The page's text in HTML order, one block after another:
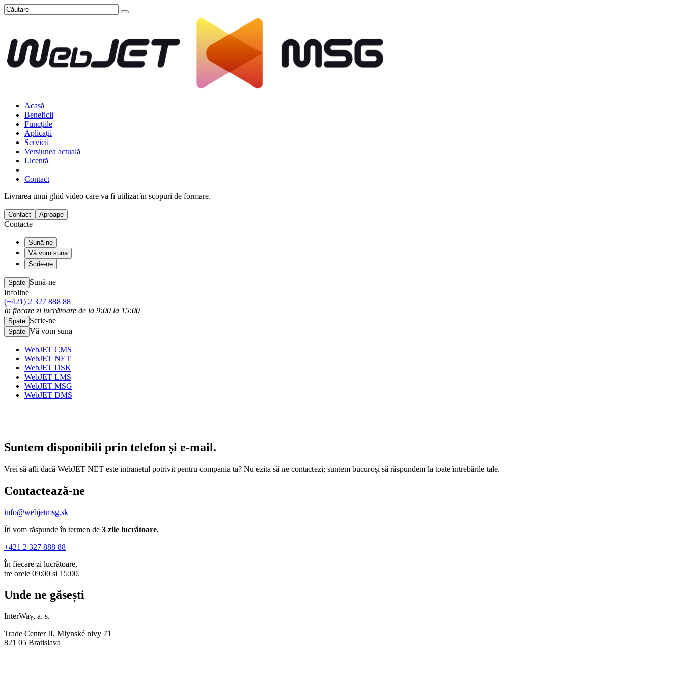
Acasă
Beneficii
Funcțiile
Aplicații
Servicii
Versiunea actuală
Licență
Contact
Livrarea unui ghid video care va fi utilizat în scopuri de formare.
Contact Aproape
Contacte
Sună-ne
Vă vom suna
Scrie-ne
Spate Sună-ne
Infoline
(+421) 2 327 888 88
În fiecare zi lucrătoare de la 9:00 la 15:00
Spate Scrie-ne
Spate Vă vom suna
WebJET CMS
WebJET NET
WebJET DSK
WebJET LMS
WebJET MSG
WebJET DMS
Suntem disponibili prin telefon și e-mail.
Vrei să afli dacă WebJET NET este intranetul potrivit pentru compania ta? Nu ezita să ne contactezi; suntem bucuroși să răspundem la toate întrebările tale.
Contactează-ne
info@webjetmsg.sk
Îți vom răspunde în termen de 3 zile lucrătoare.
+421 2 327 888 88
În fiecare zi lucrătoare,
tre orele 09:00 și 15:00.
Unde ne găsești
InterWay, a. s.
Trade Center II, Mlynské nivy 71
821 05 Bratislava